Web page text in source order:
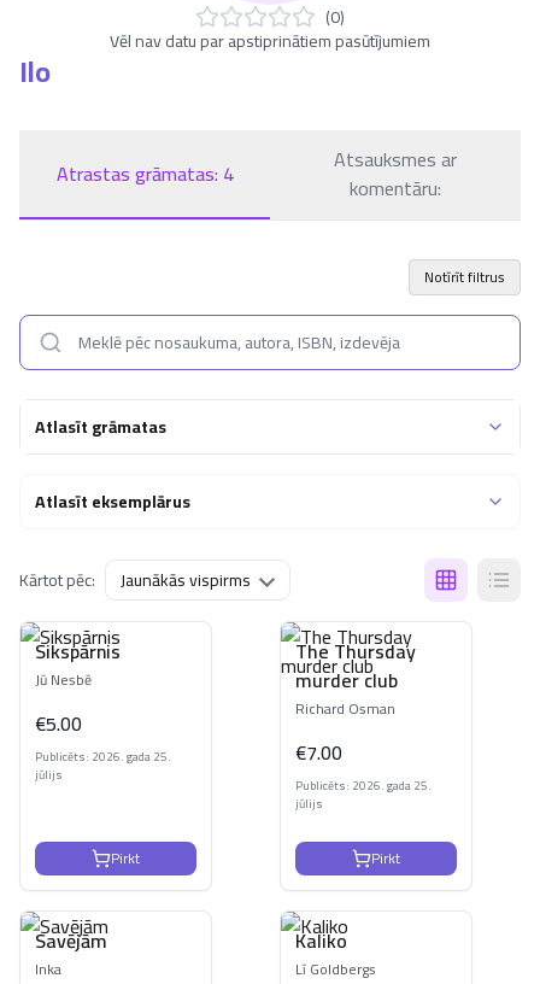
(0)
Vēl nav datu par apstiprinātiem pasūtījumiem
Ilo
Atrastas grāmatas: 4
Atsauksmes ar
komentāru:
Notīrīt filtrus
Atlasīt grāmatas
Atlasīt eksemplārus
Kārtot pēc:
Sikspārnis
Jū Nesbē
€5.00
Publicēts: 2026. gada 25.
jūlijs
Pirkt
The Thursday
murder club
Richard Osman
€7.00
Publicēts: 2026. gada 25.
jūlijs
Pirkt
Savējām
Inka
Kaliko
Lī Goldbergs